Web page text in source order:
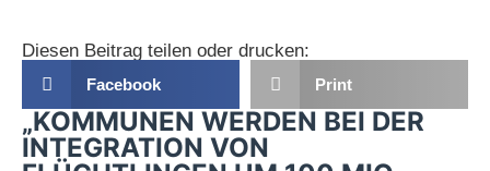
„KOMMUNEN WERDEN BEI DER
INTEGRATION VON
Diesen Beitrag teilen oder drucken:
Facebook Print